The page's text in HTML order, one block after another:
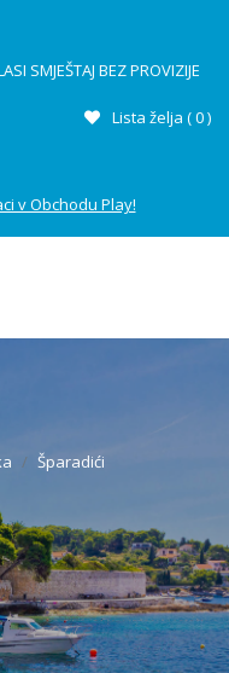
SMJEŠTAJ BEZ PROVIZIJE
Lista želja (0)
v Obchodu Play!
Šparadići